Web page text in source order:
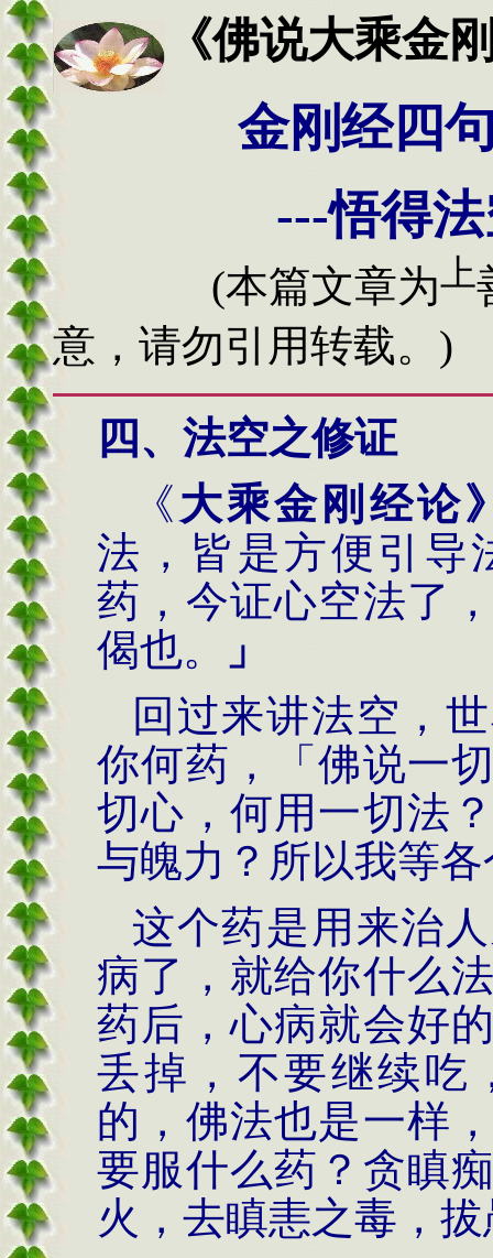
《佛说大乘金
金刚经四
---悟得
(本篇文章为 上
意，请勿引用转载。)
四、法空之修证
《大乘金刚经论
法，皆是方便引导
药，今证心空法了
偈也。
」
回过来讲法空，
你何药，「佛说一
切心，何用一切法
与魄力？所以我等
这个药是用来治
病了，就给你什么
药后，心病就会好
丢掉，不要继续吃
的，佛法也是一样
要服什么药？贪瞋
火，去瞋恚之毒，